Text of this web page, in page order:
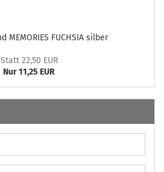
ME­MO­RIES FUCH­SIA sil­ber
Statt 22,50 EUR
Nur 11,25 EUR